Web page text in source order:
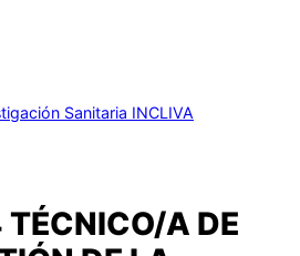
Sanitaria INCLIVA
A DE